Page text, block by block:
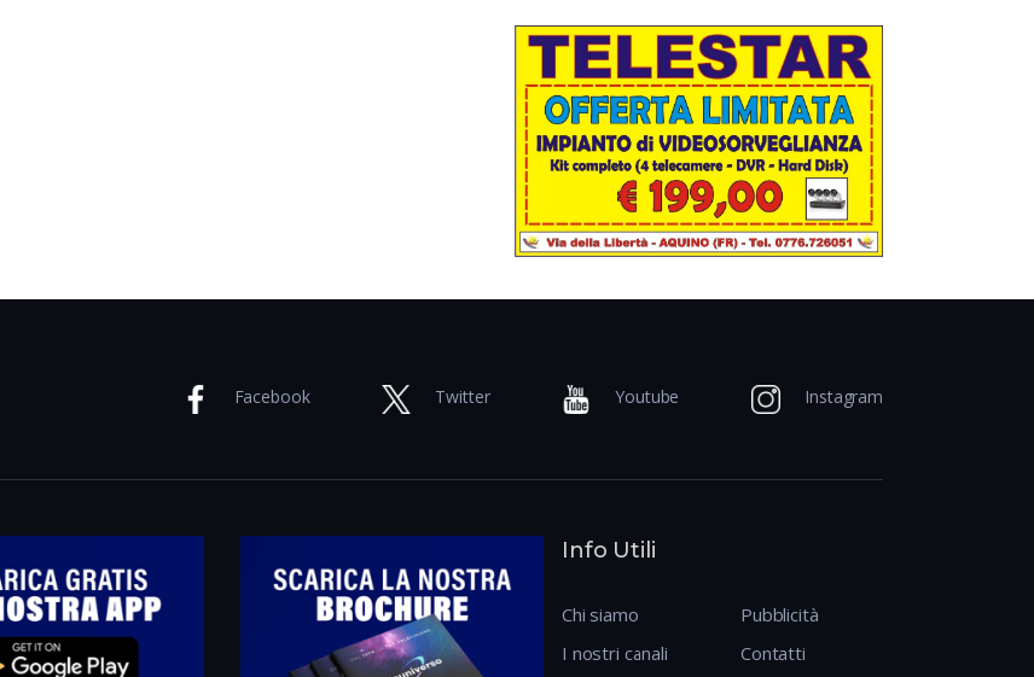
Facebook Twitter Youtube Instagram
Info Utili
Chi siamo
I nostri canali
Pubblicità
Contatti